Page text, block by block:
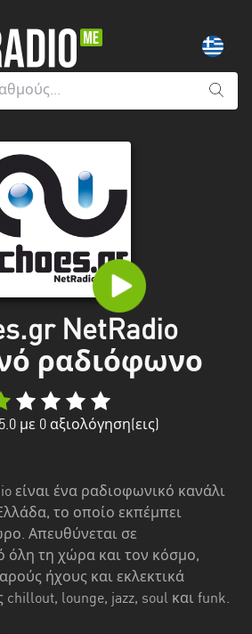
NetRadio
ραδιόφωνο
με 0 αξιολόγηση(εις)
είναι ένα ραδιοφωνικό κανάλι
το οποίο εκπέμπει
Απευθύνεται σε
όλη τη χώρα και τον κόσμο,
ήχους και εκλεκτικά
lounge, jazz, soul και funk.